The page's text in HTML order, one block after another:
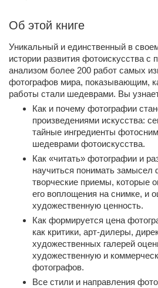
Об этой книге
Уникальный и единственный в
истории развития фотоискусства с
анализом более 200 работ самых
фотографов мира, показывающим,
работы стали шедеврами. Вы
Как и почему фотографии
произведениями искусства:
тайные ингредиенты
шедеврами фотоискусства.
Как «читать» фотографии и
научиться понимать замысел
творческие приемы, которые
его воплощения на снимке, и
художественную ценность.
Как формируется цена
как критики, арт-дилеры,
художественных галерей
художественную и
фотографов.
Все стили и направления